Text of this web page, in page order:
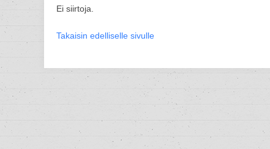
Ei siirtoja.
Takaisin edelliselle sivulle